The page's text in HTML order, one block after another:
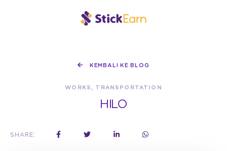
KEMBALI KE BLOG
WORKS, TRANSPORTATION
HILO
SHARE: